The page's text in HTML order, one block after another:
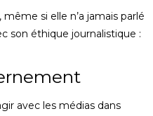
si elle n’a jamais parlé
son éthique journalistique :
avec les médias dans